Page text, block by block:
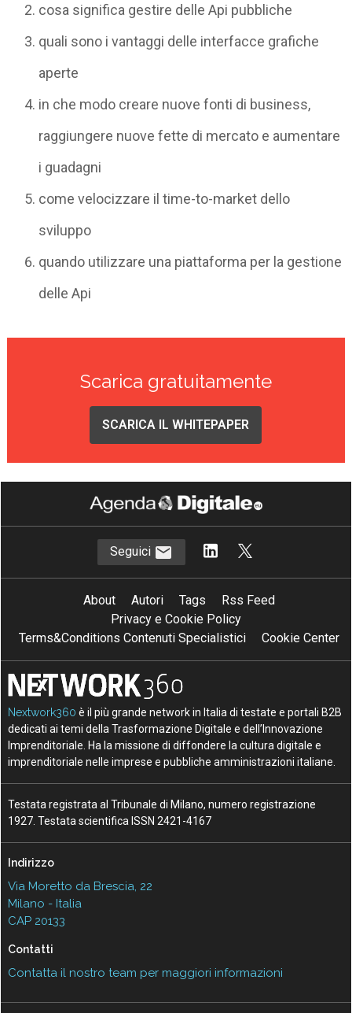
cosa significa gestire delle Api pubbliche
quali sono i vantaggi delle interfacce grafiche
aperte
in che modo creare nuove fonti di business,
raggiungere nuove fette di mercato e aumentare
i guadagni
come velocizzare il time-to-market dello
sviluppo
quando utilizzare una piattaforma per la gestione
delle Api
Scarica gratuitamente
SCARICA IL WHITEPAPER
Seguici
About Autori Tags
Rss Feed
Privacy e Cookie Policy
Terms&Conditions Contenuti Specialistici
Cookie Center
Nextwork360 è il più grande network in Italia di testate e portali B2B
dedicati ai temi della Trasformazione Digitale e dell’Innovazione
Imprenditoriale. Ha la missione di diffondere la cultura digitale e
imprenditoriale nelle imprese e pubbliche amministrazioni italiane.
Testata registrata al Tribunale di Milano, numero registrazione
1927. Testata scientifica ISSN 2421-4167
Indirizzo
Via Moretto da Brescia, 22
Milano - Italia
CAP 20133
Contatti
Contatta il nostro team per maggiori informazioni